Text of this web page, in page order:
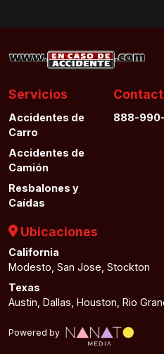
Servicios
Accidentes de
Carro
Accidentes de
Camión
Resbalones y
Caídas
888-990-
Ubicaciones
California
Modesto, San Jose, Stockton
Texas
Austin, Dallas, Houston, Rio
Powered by